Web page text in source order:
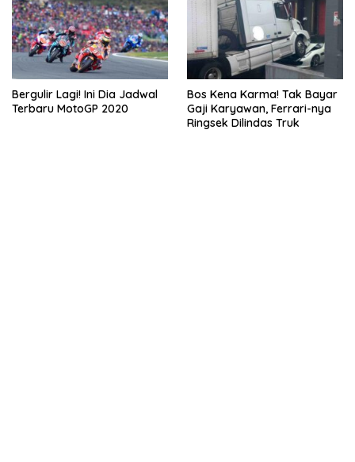
Bergulir Lagi! Ini Dia Jadwal
Terbaru MotoGP 2020
Bos Kena Karma! Tak Bayar
Gaji Karyawan, Ferrari-nya
Ringsek Dilindas Truk